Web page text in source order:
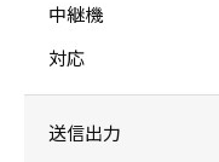
中継機
対応
送信出力